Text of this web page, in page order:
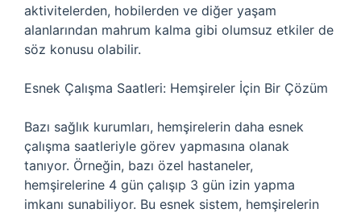
aktivitelerden, hobilerden ve diğer yaşam
alanlarından mahrum kalma gibi olumsuz etkiler de
söz konusu olabilir.
Esnek Çalışma Saatleri: Hemşireler İçin Bir Çözüm
Bazı sağlık kurumları, hemşirelerin daha esnek
çalışma saatleriyle görev yapmasına olanak
tanıyor. Örneğin, bazı özel hastaneler,
hemşirelerine 4 gün çalışıp 3 gün izin yapma
imkanı sunabiliyor. Bu esnek sistem, hemşirelerin